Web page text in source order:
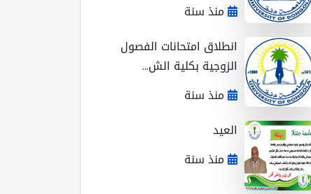
منذ سنة
انطلاق امتحانات الفصول
الزوجية بكلية الش...
منذ سنة
العيد
منذ سنة